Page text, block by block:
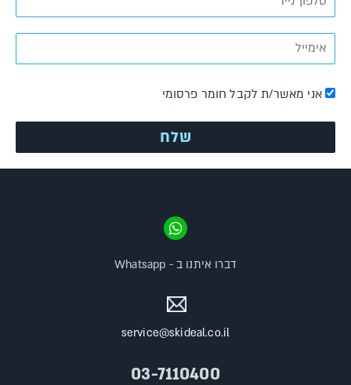
אני מאשר/ת לקבל חומר פרסומי
service@skideal.co.il
03-7110400
דברו איתנו ב - Whatsapp